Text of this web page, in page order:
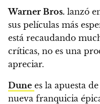
Warner Bros. lanzó
sus películas más
está recaudando
críticas, no es una
apreciar.
Dune es la apuesta
nueva franquicia